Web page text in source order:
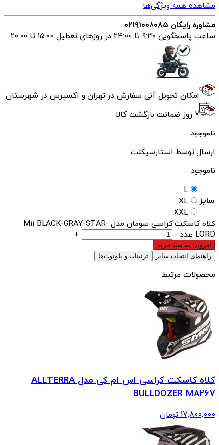
مشاهده همه ویژگی‌ها
مشاوره رایگان ۰۲۱۹۱۰۰۸۰۸۵
ساعت پاسخگویی ۹:۳۰ تا ۲۴:00 در روزهای تعطیل ۱۵:00 تا ۲۰:00
امکان تحویل آنی سفارش در تهران و اکسپرس در شهرستان
۷ روز ضمانت بازگشت کالا
ناموجود
ارسال توسط استارسیکلت
ناموجود
سایز
L
XL
XXL
کلاه کاسکت کراسی سومان مدل M11 BLACK-GRAY-STAR-
LORD عدد
-
+
افزودن به سبد خرید
راهنمای انتخاب سایز
تزئینات و بلوتوث‌ها
محصولات مرتبط
کلاه کاسکت کراسی اس ام کی مدل ALLTERRA
BULLDOZER MA267
17,800,000 تومان